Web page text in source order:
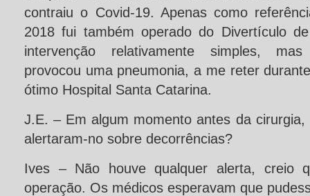
contraiu o Covid-19. Apenas como
2018 fui também operado do Divertículo
intervenção relativamente simples,
provocou uma pneumonia, a me reter
ótimo Hospital Santa Catarina.
J.E. – Em algum momento antes da
alertaram-no sobre decorrências?
Ives – Não houve qualquer alerta, creio
operação. Os médicos esperavam que